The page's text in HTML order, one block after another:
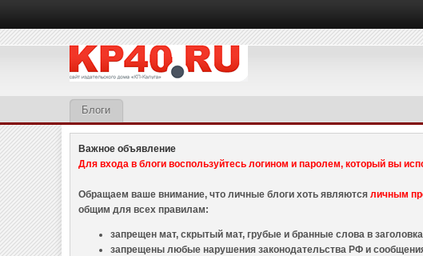
Блоги
Важное объявление
Для входа в блоги воспользуйтесь логином и паролем, который вы
Обращаем ваше внимание, что личные блоги хоть являютсяличным
общим для всех правилам:
запрещен мат, скрытый мат, грубые и бранные слова в
запрещены любые нарушения законодательства РФ и